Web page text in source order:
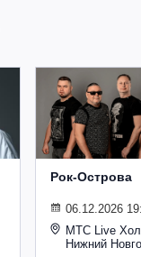
Рок-Острова
06.12.2026
МТС Live
Нижний